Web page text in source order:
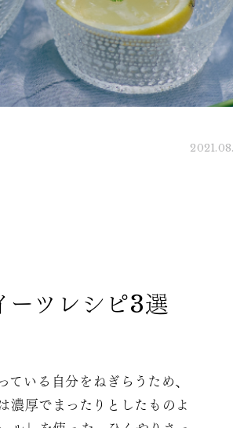
ーツレシピ3選
いる自分をねぎらうため、
濃厚でまったりとしたものよ